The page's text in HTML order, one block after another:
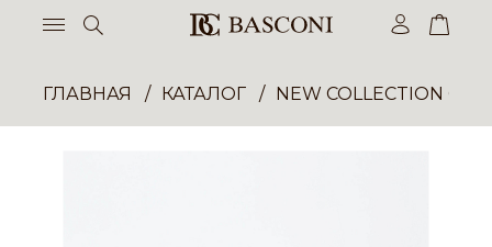
ГЛАВНАЯ КАТАЛОГ NEW COLLECTION